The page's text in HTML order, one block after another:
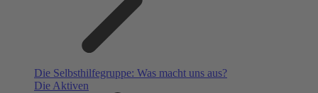
Die Selbsthilfegruppe: Was macht uns aus?
Die Aktiven